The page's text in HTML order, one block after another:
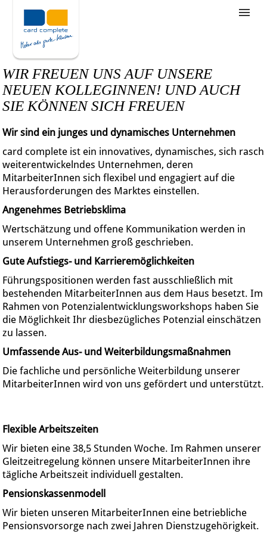
Stellenangebote
Unternehmensziele
Was wir bieten
Wie bewerbe ich mich
WIR FREUEN UNS AUF UNSERE
NEUEN KOLLEGINNEN! UND AUCH
SIE KÖNNEN SICH FREUEN
Wir sind ein junges und dynamisches Unternehmen
card complete ist ein innovatives, dynamisches, sich rasch
weiterentwickelndes Unternehmen, deren
MitarbeiterInnen sich flexibel und engagiert auf die
Herausforderungen des Marktes einstellen.
Angenehmes Betriebsklima
Wertschätzung und offene Kommunikation werden in
unserem Unternehmen groß geschrieben.
Gute Aufstiegs- und Karrieremöglichkeiten
Führungspositionen werden fast ausschließlich mit
bestehenden MitarbeiterInnen aus dem Haus besetzt. Im
Rahmen von Potenzialentwicklungsworkshops haben Sie
die Möglichkeit Ihr diesbezügliches Potenzial einschätzen
zu lassen.
Umfassende Aus- und Weiterbildungsmaßnahmen
Die fachliche und persönliche Weiterbildung unserer
MitarbeiterInnen wird von uns gefördert und unterstützt.
Flexible Arbeitszeiten
Wir bieten eine 38,5 Stunden Woche. Im Rahmen unserer
Gleitzeitregelung können unsere MitarbeiterInnen ihre
tägliche Arbeitszeit individuell gestalten.
Pensionskassenmodell
Wir bieten unseren MitarbeiterInnen eine betriebliche
Pensionsvorsorge nach zwei Jahren Dienstzugehörigkeit.